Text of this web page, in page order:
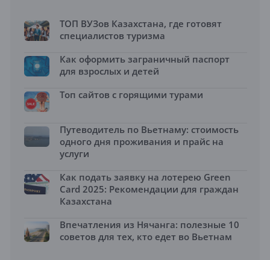
ТОП ВУЗов Казахстана, где готовят
специалистов туризма
Как оформить заграничный паспорт
для взрослых и детей
Топ сайтов с горящими турами
Путеводитель по Вьетнаму: стоимость
одного дня проживания и прайс на
услуги
Как подать заявку на лотерею Green
Card 2025: Рекомендации для граждан
Казахстана
Впечатления из Нячанга: полезные 10
советов для тех, кто едет во Вьетнам